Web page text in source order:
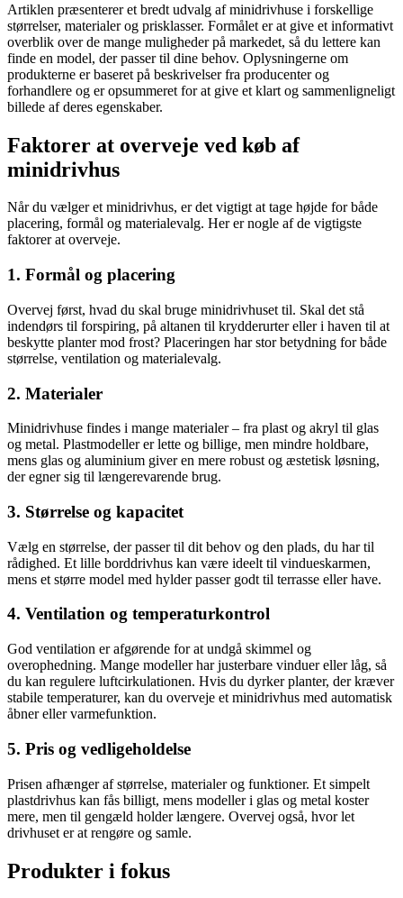
Artiklen præsenterer et bredt udvalg af minidrivhuse i forskellige
størrelser, materialer og prisklasser. Formålet er at give et informativt
overblik over de mange muligheder på markedet, så du lettere kan
finde en model, der passer til dine behov. Oplysningerne om
produkterne er baseret på beskrivelser fra producenter og
forhandlere og er opsummeret for at give et klart og sammenligneligt
billede af deres egenskaber.
Faktorer at overveje ved køb af
minidrivhus
Når du vælger et minidrivhus, er det vigtigt at tage højde for både
placering, formål og materialevalg. Her er nogle af de vigtigste
faktorer at overveje.
1. Formål og placering
Overvej først, hvad du skal bruge minidrivhuset til. Skal det stå
indendørs til forspiring, på altanen til krydderurter eller i haven til at
beskytte planter mod frost? Placeringen har stor betydning for både
størrelse, ventilation og materialevalg.
2. Materialer
Minidrivhuse findes i mange materialer – fra plast og akryl til glas
og metal. Plastmodeller er lette og billige, men mindre holdbare,
mens glas og aluminium giver en mere robust og æstetisk løsning,
der egner sig til længerevarende brug.
3. Størrelse og kapacitet
Vælg en størrelse, der passer til dit behov og den plads, du har til
rådighed. Et lille borddrivhus kan være ideelt til vindueskarmen,
mens et større model med hylder passer godt til terrasse eller have.
4. Ventilation og temperaturkontrol
God ventilation er afgørende for at undgå skimmel og
overophedning. Mange modeller har justerbare vinduer eller låg, så
du kan regulere luftcirkulationen. Hvis du dyrker planter, der kræver
stabile temperaturer, kan du overveje et minidrivhus med automatisk
åbner eller varmefunktion.
5. Pris og vedligeholdelse
Prisen afhænger af størrelse, materialer og funktioner. Et simpelt
plastdrivhus kan fås billigt, mens modeller i glas og metal koster
mere, men til gengæld holder længere. Overvej også, hvor let
drivhuset er at rengøre og samle.
Produkter i fokus